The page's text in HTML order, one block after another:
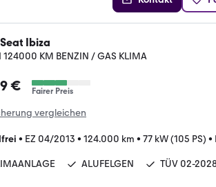
Seat Ibiza
124000 KM BENZIN / GAS KLIMA
€ Fairer Preis
vergleichen
• EZ 04/2013 • 124.000 km • 77 kW (105 PS) •
ALUFELGEN TÜV 02-